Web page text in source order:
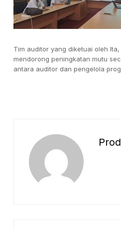
Tim auditor yang diketuai oleh
mendorong peningkatan mutu
antara auditor dan pengelola